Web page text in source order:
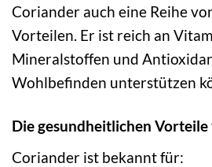
Coriander auch eine Reihe
Vorteilen. Er ist reich an
Mineralstoffen und
Wohlbefinden unterstützen
Die gesundheitlichen
Coriander ist bekannt für: